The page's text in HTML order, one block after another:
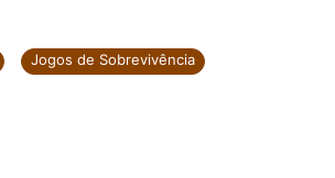
Jogos de Sobrevivência